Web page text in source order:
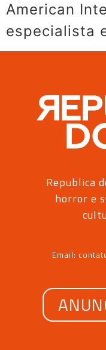
American
especialista
Republica
horror e
Email: